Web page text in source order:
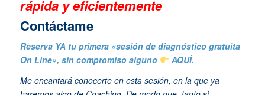
rápida y eficientemente
Contáctame
Reserva YA tu primera «sesión de diagnóstico gratuita
On Line», sin compromiso alguno
AQUÍ.
Me encantará conocerte en esta sesión, en la que ya